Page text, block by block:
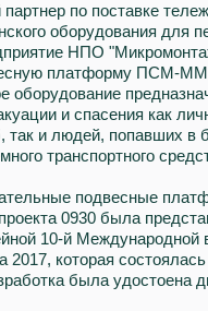
по поставке
оборудования для
НПО
платформу ПСМ-ММ
оборудование
и спасения как
и людей, попавших в
транспортного
подвесные
0930 была
10-й Международной
2017, которая
была удостоена